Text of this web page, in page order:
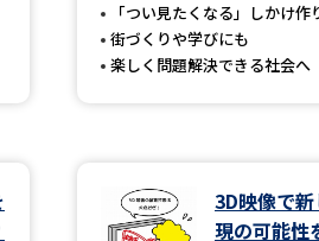
高等学校（情報）教員資格認定試験
学で学べる内容や特徴を調
「つい見たくなる」しかけ作
街づくりや学びにも
楽しく問題解決できる社会へ
3D映像で
現の可能性